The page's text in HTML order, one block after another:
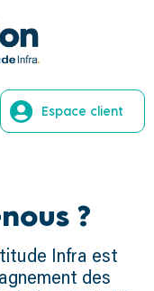
Espace client
?
Infra est
des